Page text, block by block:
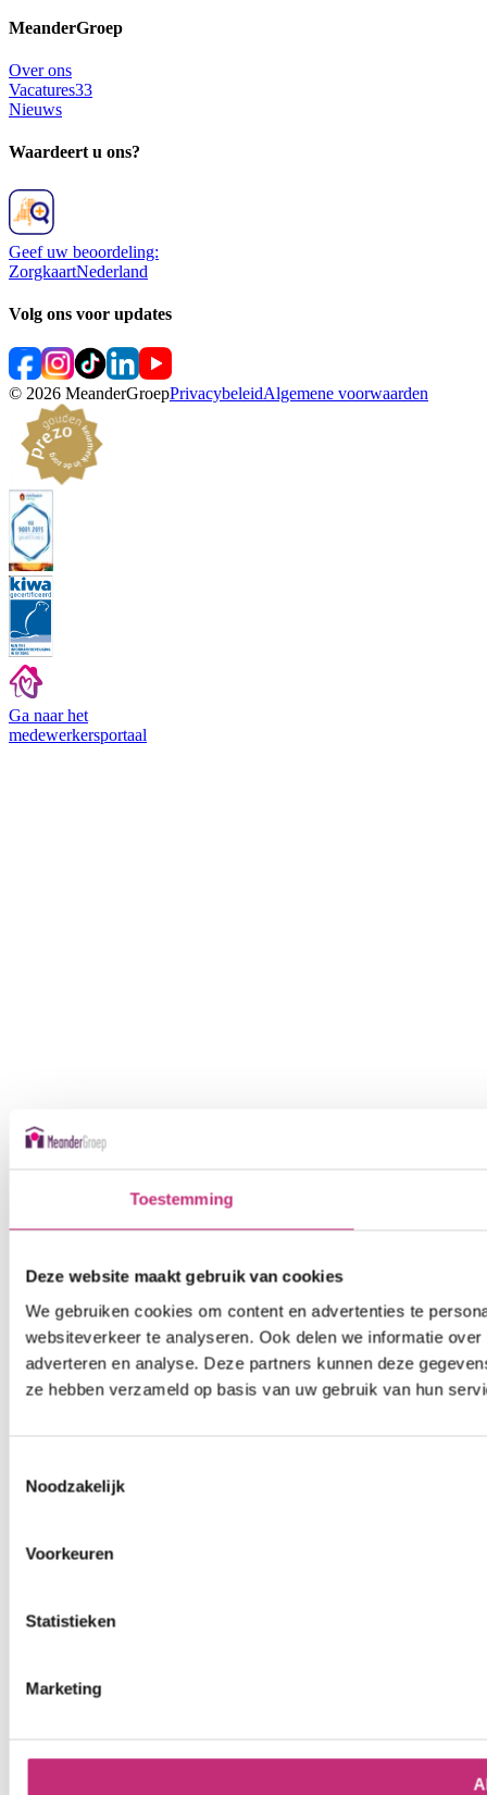
Toestemming
Deze website maakt gebruik van cookies
We gebruiken cookies om content en advertenties te
websiteverkeer te analyseren. Ook delen we informatie
adverteren en analyse. Deze partners kunnen deze
ze hebben verzameld op basis van uw gebruik van hun
Noodzakelijk
Voorkeuren
Statistieken
Marketing
MeanderGroep
Over ons
Vacatures33
Nieuws
Waardeert u ons?
Geef uw beoordeling:
ZorgkaartNederland
Volg ons voor updates
© 2026 MeanderGroepPrivacybeleidAlgemene voorwaarden
Ga naar het
medewerkersportaal